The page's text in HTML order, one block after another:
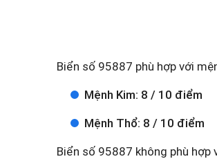
Biển số 95887 phù hợp với
Mệnh Kim: 8 / 10 điểm
Mệnh Thổ: 8 / 10 điểm
Biển số 95887 không phù hợp